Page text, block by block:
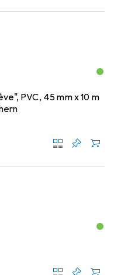
PVC, 45 mm x 10 m